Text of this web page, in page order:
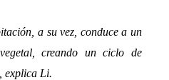
a su vez, conduce a un
creando un ciclo de
explica Li.